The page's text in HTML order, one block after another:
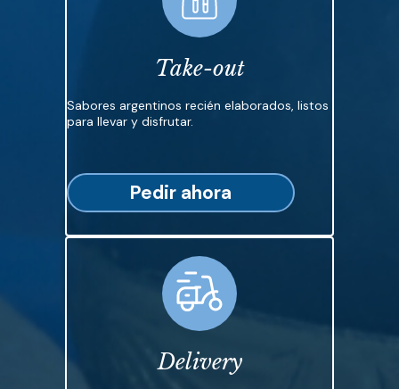
Take-out
Sabores argentinos recién elaborados, listos
para llevar y disfrutar.
Pedir ahora
Delivery